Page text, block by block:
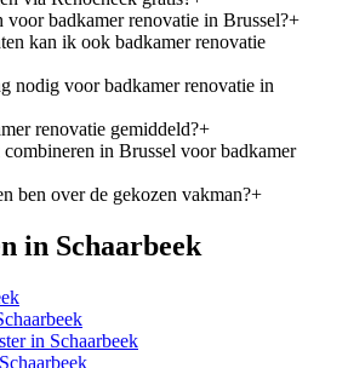
voor badkamer renovatie in Brussel?+
kan ik ook badkamer renovatie
nodig voor badkamer renovatie in
renovatie gemiddeld?+
in Brussel voor badkamer
ben over de gekozen vakman?+
in Schaarbeek
in Schaarbeek
Schaarbeek